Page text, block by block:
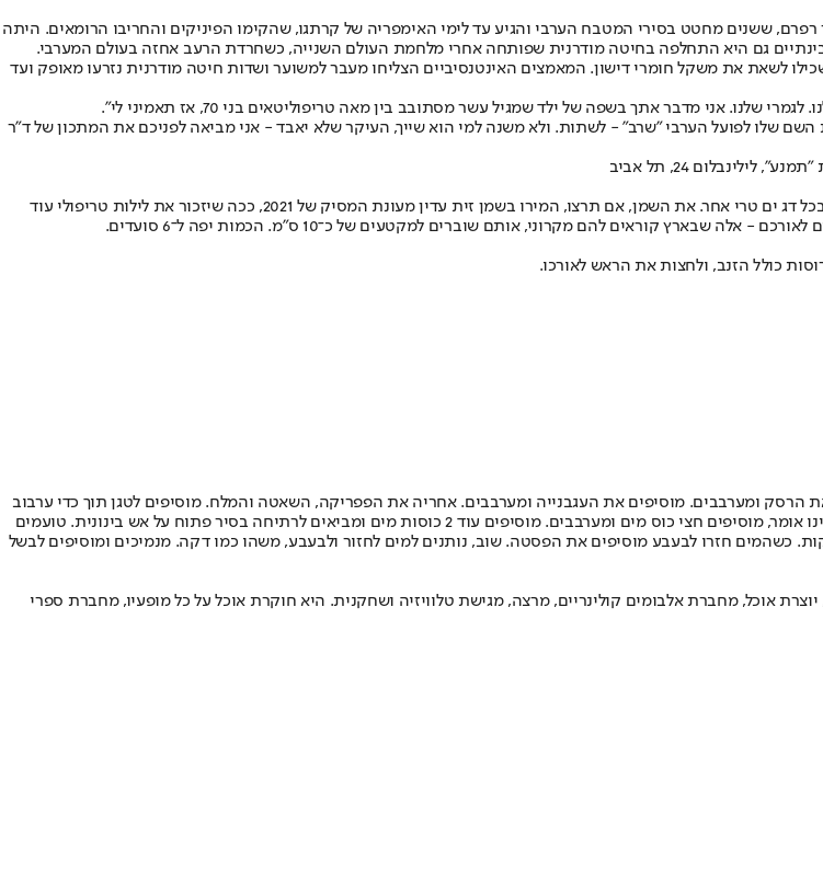
ששנים מחטט בסירי המטבח הערבי והגיע עד לימי האימפריה של קרתגו, שהקימו הפיניקים והחריבו הרומאים. היתה
גם היא התחלפה בחיטה מודרנית שפותחה אחרי מלחמת העולם השנייה, כשחרדת הרעב אחזה בעולם המערבי.
לשאת את משקל חומרי דישון. המאמצים האינטנסיביים הצליחו מעבר למשוער ושדות חיטה מודרנית נזרעו מאופק ועד
אני מדבר אתך בשפה של ילד שמגיל עשר מסתובב בין מאה טריפוליטאים בני 70, אז תאמיני לי".
השם שלו לפועל הערבי "שרב" - לשתות. ולא משנה למי הוא שייך, העיקר שלא יאבד - אני מביאה לפניכם את המתכון של ד"ר
אז הנה המתכון לשורבה של בינו. אפשר להמיר את הלוקוס בשולה, שהוא דג האינטיאס, בפרידה או בכל דג ים טרי אחר. את השמן, אם תרצו, המירו בשמן זית עדין מעונת המסיק של 2021, ככה שיזכור את לילות טריפולי עוד
קוראים להם מקרוני, אותם שוברים למקטעים של כ־10 ס"מ. הכמות יפה ל־6 סועדים.
ומערבבים. מוסיפים את העגבנייה ומערבבים. אחריה את הפפריקה, השאטה והמלח. מוסיפים לטגן תוך כדי ערבוב
עדין על אש נמוכה במשך 2 דקות. כשכל התערובת הופכת הומוגנית, "שתזכיר פלפל צ'ומה", כמו שבינו אומר, מוסיפים חצי כוס מים ומערבבים. מוסיפים עוד 2 כוסות מים ומביאים לרתיחה בסיר פתוח על אש בינונית. טועמים
אם חסר מלח. מוסיפים פנימה את ראשי הדג ואחרי דקה את הפרוסות, ומבשלים משך 2 דקות. כשהמים חזרו לבעבע מוסיפים את הפסטה. שוב, נותנים למים לחזור ולבעבע, משהו כמו דקה. מנמיכים ומוסיפים לבשל
אוכל, מחברת אלבומים קולינריים, מרצה, מגישת טלוויזיה ושחקנית. היא חוקרת אוכל על כל מופעיו, מחברת ספרי